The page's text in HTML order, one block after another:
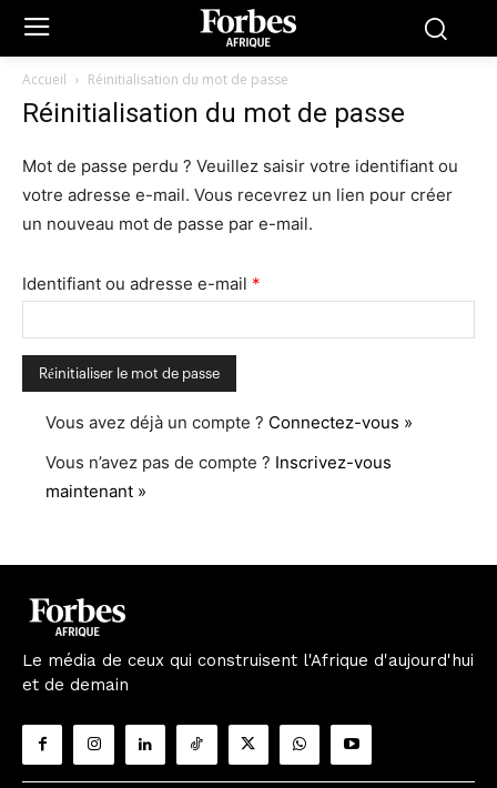
Accueil Réinitialisation du mot de passe
Réinitialisation du mot de passe
Mot de passe perdu ? Veuillez saisir votre identifiant ou
votre adresse e-mail. Vous recevrez un lien pour créer
un nouveau mot de passe par e-mail.
Identifiant ou adresse e-mail *
Vous avez déjà un compte ? Connectez-vous »
Vous n’avez pas de compte ? Inscrivez-vous
maintenant »
Le média de ceux qui construisent l'Afrique d'aujourd'hui
et de demain